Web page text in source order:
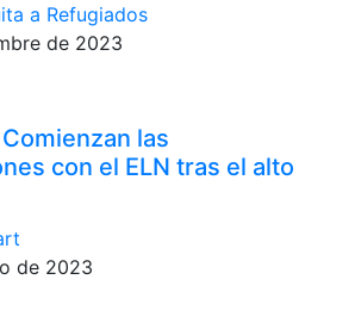
a Refugiados
de 2023
las
con el ELN tras el alto
de 2023